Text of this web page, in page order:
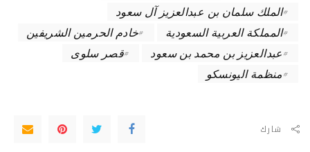
الملك سلمان بن عبدالعزيز آل سعود
المملكة العربية السعودية
خادم الحرمين الشريفين
عبدالعزيز بن محمد بن سعود
قصر سلوى
منظمة اليونسكو
شارك